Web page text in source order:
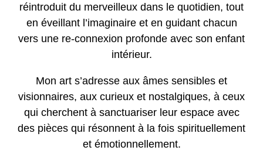
réintroduit du merveilleux dans le quotidien, tout
en éveillant l’imaginaire et en guidant chacun
vers une re-connexion profonde avec son enfant
intérieur.
Mon art s’adresse aux âmes sensibles et
visionnaires, aux curieux et nostalgiques, à ceux
qui cherchent à sanctuariser leur espace avec
des pièces qui résonnent à la fois spirituellement
et émotionnellement.